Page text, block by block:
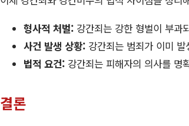
형사적 처벌: 강간죄는 강한 형벌이 부과
사건 발생 상황: 강간죄는 범죄가 이미
법적 요건: 강간죄는 피해자의 의사를 명
결론